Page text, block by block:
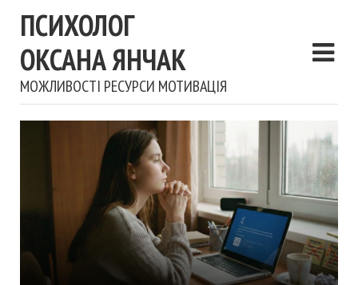
ПСИХОЛОГ
ОКСАНА ЯНЧАК
МОЖЛИВОСТІ РЕСУРСИ МОТИВАЦІЯ